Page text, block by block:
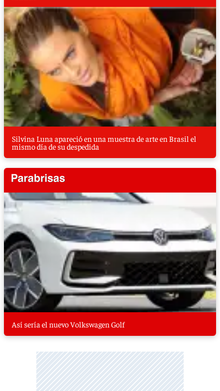
Silvina Luna apareció en una muestra de arte en Brasil el
mismo día de su despedida
Así sería el nuevo Volkswagen Golf